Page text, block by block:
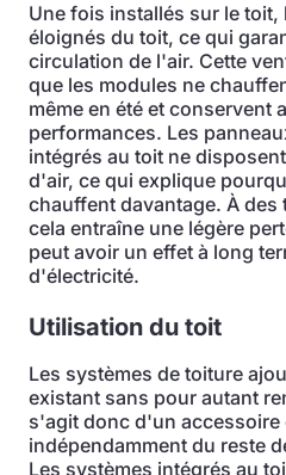
Une fois installés sur le
éloignés du toit, ce qui
circulation de l'air. Cette
que les modules ne
même en été et conservent
performances. Les
intégrés au toit ne
d'air, ce qui explique
chauffent davantage. À des
cela entraîne une légère
peut avoir un effet à long
d'électricité.
Utilisation du toit
Les systèmes de toiture
existant sans pour autant
s'agit donc d'un
indépendamment du reste
Les systèmes intégrés au